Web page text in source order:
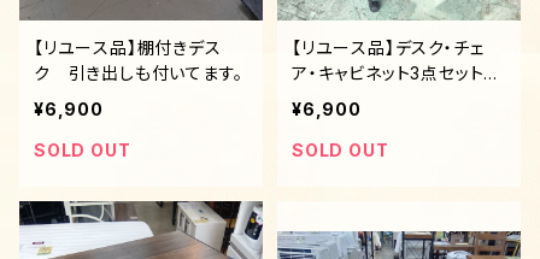
【リユース品】棚付きデス
ク 引き出しも付いてます。
¥6,900
SOLD OUT
【リユース品】デスク・チェ
ア・キャビネット3点セット
単品販売不可
¥6,900
SOLD OUT